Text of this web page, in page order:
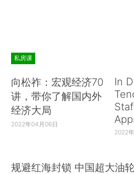
私房课
向松祚：宏观经济70
讲，带你了解国内外
经济大局
2022年04月06日
In
2022
规避红海封锁 中国超大油轮